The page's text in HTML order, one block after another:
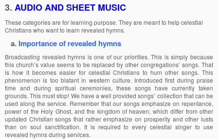
3. AUDIO AND SHEET MUSIC
These categories are for learning purpose. They are meant to help celestial
Christians who want to learn revealed hymns.
a. Importance of revealed hymns
Broadcasting revealed hymns is one of our priorities. This is simply because
this church’s value seems to be replaced by other congregations’ songs. That
is how it becomes easier for celestial Christians to hum other songs. This
phenomenon is too blatant in western culture. Introduced first during praise
time and during spiritual ceremonies, these songs have currently taken
grounds. This must stop! We have a well provided songs’ collection that can be
used along the service. Remember that our songs emphasize on repentance,
power of the Holy Ghost, and the kingdom of heaven; which differ from other
updated Christian songs that rather emphasize on prosperity and other lusts
than on soul sanctification. It is required to every celestial singer to use
revealed hymns during services.